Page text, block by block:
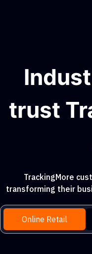
trust
TrackingMore
transforming their
Online Retail